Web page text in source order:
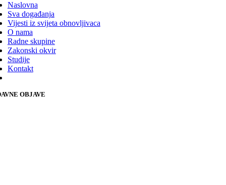
Naslovna
Sva događanja
Vijesti iz svijeta obnovljivaca
O nama
Radne skupine
Zakonski okvir
Studije
Kontakt
OBJAVE